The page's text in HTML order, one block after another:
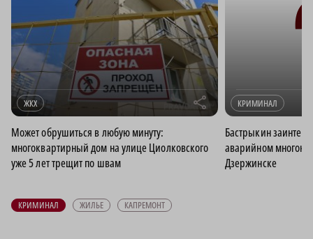
ЖКХ r
Может обрушиться в любую минуту:
многоквартирный дом на улице Циолковского
уже 5 лет трещит по швам
КРИМИНАЛ
Бастрыкин
аварийном
Дзержинске
КРИМИНАЛ ЖИЛЬЕ КАПРЕМОНТ